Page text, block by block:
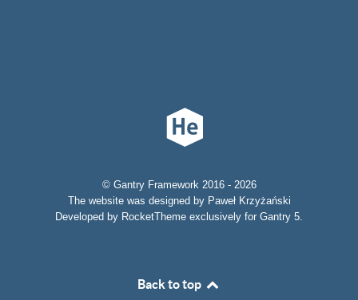
© Gantry Framework 2016 - 2026
The website was designed by Paweł Krzyżański
Developed by RocketTheme exclusively for Gantry 5.
Back to top